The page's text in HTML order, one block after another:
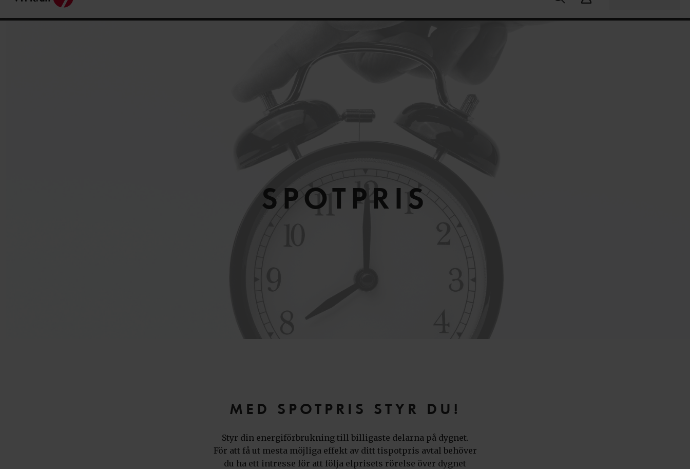
Aktuella elpriser
SPOTPRIS
MED SPOTPRIS STYR DU!
Styr din energiförbrukning till billigaste delarna på dygnet.
För att få ut mesta möjliga effekt av ditt tispotpris avtal behöver
du ha ett intresse för att följa elprisets rörelse över dygnet